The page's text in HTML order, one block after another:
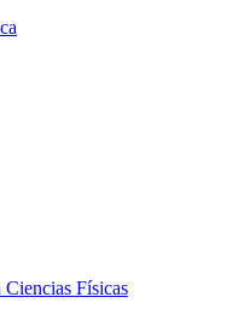
Físicas